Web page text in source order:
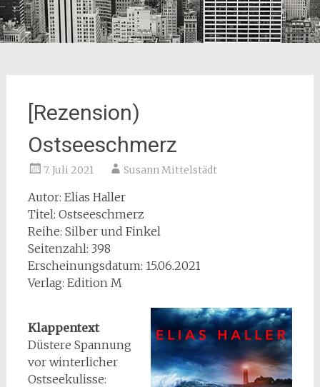
[Rezension)
Ostseeschmerz
7. Juli 2021 Susann Mittelstädt
Autor: Elias Haller
Titel: Ostseeschmerz
Reihe: Silber und Finkel
Seitenzahl: 398
Erscheinungsdatum: 15.06.2021
Verlag: Edition M
Klappentext
Düstere Spannung
vor winterlicher
Ostseekulisse: